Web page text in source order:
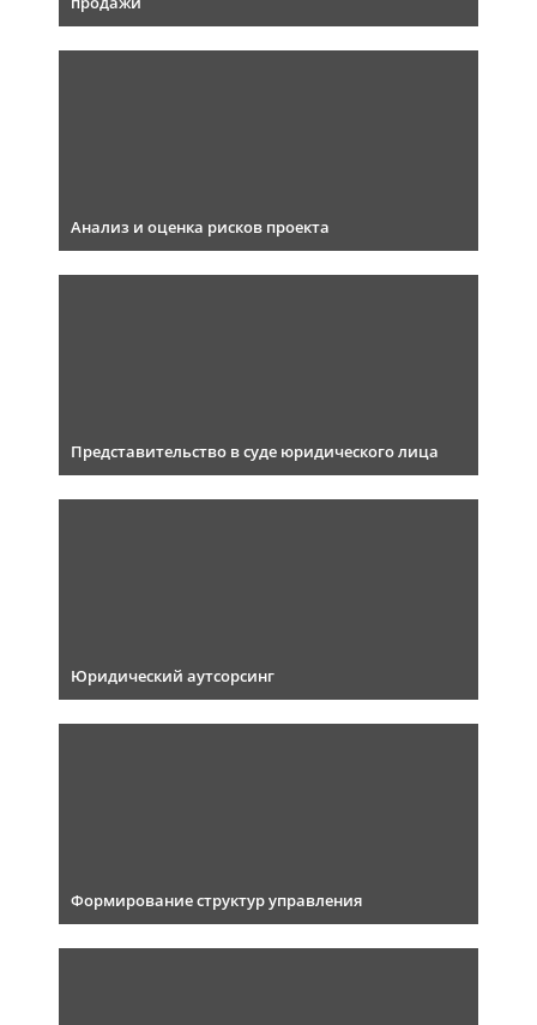
Анализ и оценка рисков проекта
Представительство в суде юридического лица
Юридический аутсорсинг
Формирование структур управления